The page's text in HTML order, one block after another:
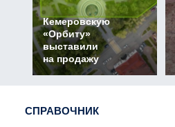
Кемеровскую
«Орбиту»
выставили
на продажу
СПРАВОЧНИК